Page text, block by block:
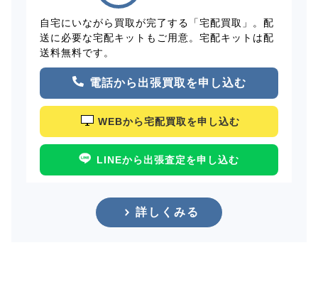
自宅にいながら買取が完了する「宅配買取」。配
送に必要な宅配キットもご用意。宅配キットは配
送料無料です。
電話から出張買取を申し込む
WEBから宅配買取を申し込む
LINEから出張査定を申し込む
詳しくみる